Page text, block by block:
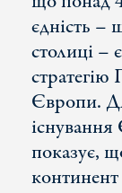
єдність –
столиці –
Європи.
показує,